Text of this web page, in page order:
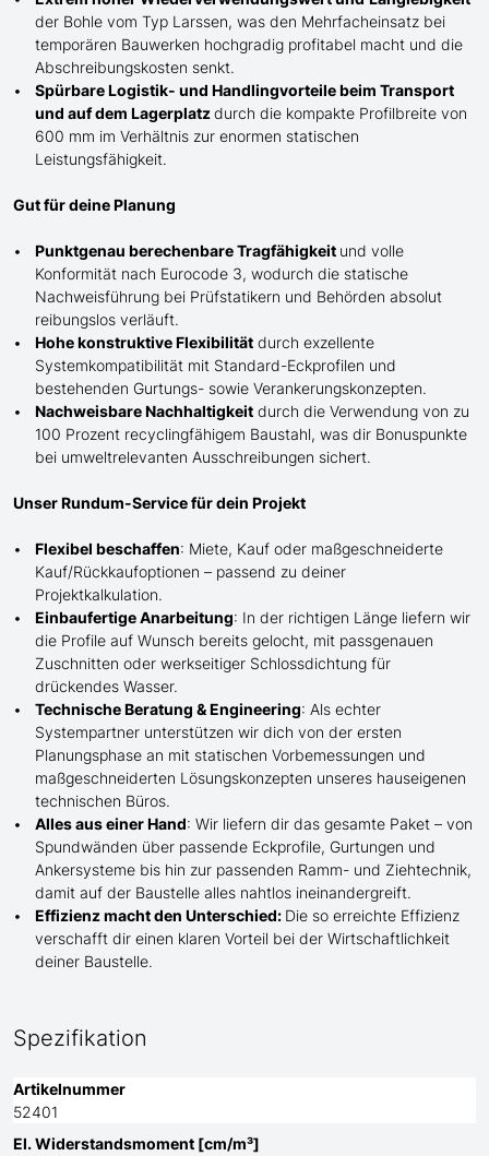
der Bohle vom Typ Larssen, was den Mehrfacheinsatz bei
temporären Bauwerken hochgradig profitabel macht und die
Abschreibungskosten senkt.
Spürbare Logistik- und Handlingvorteile beim Transport
und auf dem Lagerplatzdurch die kompakte Profilbreite von
600 mm im Verhältnis zur enormen statischen
Leistungsfähigkeit.
Gut für deine Planung
Punktgenau berechenbare Tragfähigkeit und volle
Konformität nach Eurocode 3, wodurch die statische
Nachweisführung bei Prüfstatikern und Behörden absolut
reibungslos verläuft.
Hohe konstruktive Flexibilität durch exzellente
Systemkompatibilität mit Standard-Eckprofilen und
bestehenden Gurtungs- sowie Verankerungskonzepten.
Nachweisbare Nachhaltigkeit durch die Verwendung von zu
100 Prozent recyclingfähigem Baustahl, was dir Bonuspunkte
bei umweltrelevanten Ausschreibungen sichert.
Unser Rundum-Service für dein Projekt
Flexibel beschaffen: Miete, Kauf oder maßgeschneiderte
Kauf/Rückkaufoptionen – passend zu deiner
Projektkalkulation.
Einbaufertige Anarbeitung: In der richtigen Länge liefern wir
die Profile auf Wunsch bereits gelocht, mit passgenauen
Zuschnitten oder werkseitiger Schlossdichtung für
drückendes Wasser.
Technische Beratung & Engineering: Als echter
Systempartner unterstützen wir dich von der ersten
Planungsphase an mit statischen Vorbemessungen und
maßgeschneiderten Lösungskonzepten unseres hauseigenen
technischen Büros.
Alles aus einer Hand: Wir liefern dir das gesamte Paket – von
Spundwänden über passende Eckprofile, Gurtungen und
Ankersysteme bis hin zur passenden Ramm- und Ziehtechnik,
damit auf der Baustelle alles nahtlos ineinandergreift.
Effizienz macht den Unterschied: Die so erreichte Effizienz
verschafft dir einen klaren Vorteil bei der Wirtschaftlichkeit
deiner Baustelle.
Spezifikation
Artikelnummer
52401
El. Widerstandsmoment [cm/m³]